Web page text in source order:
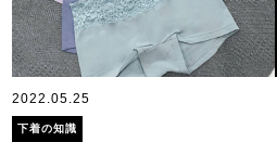
2022.05.25
下着の知識